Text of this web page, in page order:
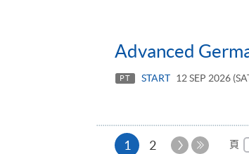
Advanced
PT START 12 SEP 2026
1 本
2
下
頁